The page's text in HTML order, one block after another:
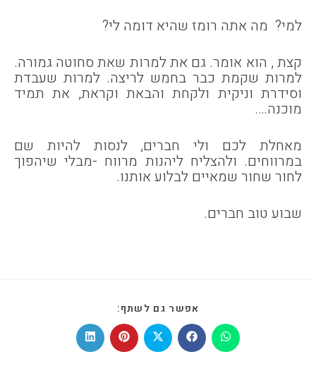
למי? מה אתה רומז שהיא דומה לי?
קצת , הוא אומר. גם את למרות שאת סחוטה גמורה.
למרות שקמת כבר בחמש לריצה. למרות שעבדת
וסידרת וניקית ולקחת והבאת וקראת, את תמיד
מוכנה….
מאחלת לכם ולי חברים, לנסות להיות שם
במרווחים. ולהצליח ליהנות מרווח -מבלי שיהפוך
לחור שחור שמאיים לבלוע אותנו.
שבוע טוב חברים.
אפשר גם לשתף:
THIS
CONTENT
Opens
in
Opens
in
Opens
in
Opens
in
Opens
in